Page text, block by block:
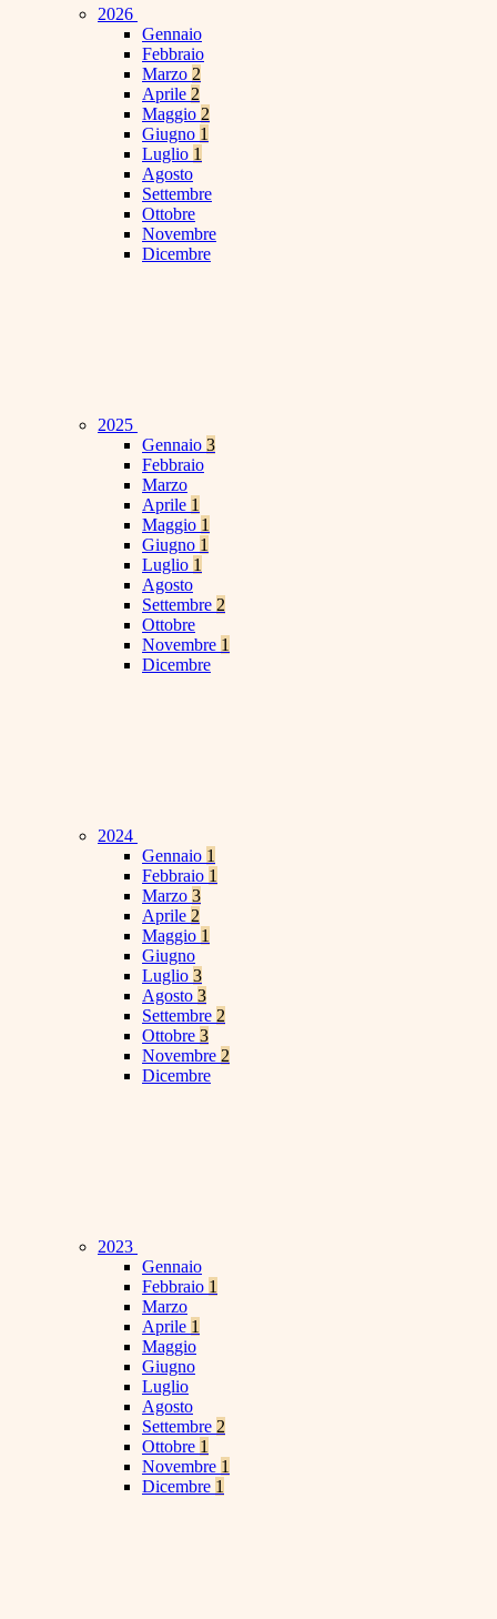
2026
Gennaio
Febbraio
Marzo 2
Aprile 2
Maggio 2
Giugno 1
Luglio 1
Agosto
Settembre
Ottobre
Novembre
Dicembre
2025
Gennaio 3
Febbraio
Marzo
Aprile 1
Maggio 1
Giugno 1
Luglio 1
Agosto
Settembre 2
Ottobre
Novembre 1
Dicembre
2024
Gennaio 1
Febbraio 1
Marzo 3
Aprile 2
Maggio 1
Giugno
Luglio 3
Agosto 3
Settembre 2
Ottobre 3
Novembre 2
Dicembre
2023
Gennaio
Febbraio 1
Marzo
Aprile 1
Maggio
Giugno
Luglio
Agosto
Settembre 2
Ottobre 1
Novembre 1
Dicembre 1